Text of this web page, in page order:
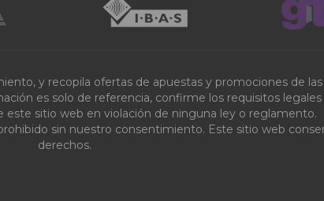
y recopila ofertas de apuestas y promociones de
es solo de referencia, confirme los requisitos legales
este sitio web en violación de ninguna ley o reglamento.
sin nuestro consentimiento. Este sitio web
derechos.